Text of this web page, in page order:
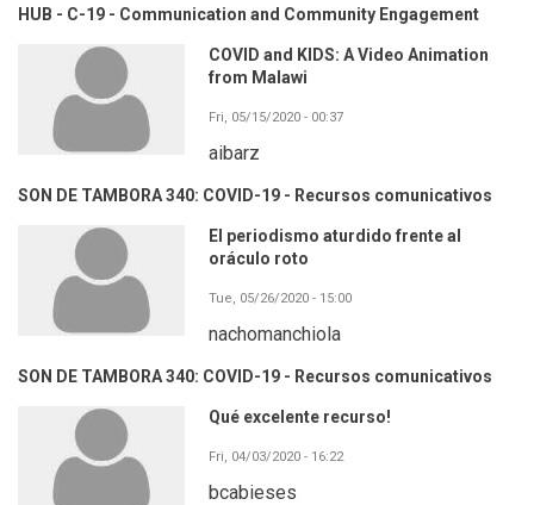
HUB - C-19 - Communication and Community Engagement
COVID and KIDS: A Video Animation
from Malawi
Fri, 05/15/2020 - 00:37
aibarz
SON DE TAMBORA 340: COVID-19 - Recursos comunicativos
El periodismo aturdido frente al
oráculo roto
Tue, 05/26/2020 - 15:00
nachomanchiola
SON DE TAMBORA 340: COVID-19 - Recursos comunicativos
Qué excelente recurso!
Fri, 04/03/2020 - 16:22
bcabieses